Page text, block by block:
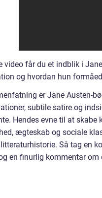
video får du et indblik i
og hvordan hun
er Jane Austen-
subtile satire og
Hendes evne til at
ægteskab og sociale
Så tag en
en finurlig kommentar